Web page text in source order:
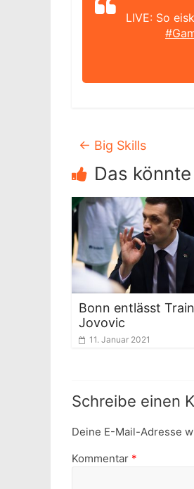
LIVE: So
← Big Skills
Das
Bonn entlässt
Jovovic
11. Januar 2021
Schreibe einen
Deine E-Mail-Adresse
Kommentar *